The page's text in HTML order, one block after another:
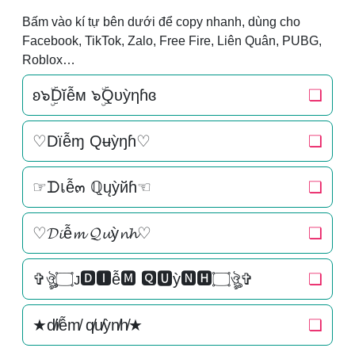
Bấm vào kí tự bên dưới để copy nhanh, dùng cho
Facebook, TikTok, Zalo, Free Fire, Liên Quân, PUBG,
Roblox…
ʚ๖ۣۜDĭễм ๖ۣۜQυỳηɦɞ ❏
♡Dїễɱ Qʉỳŋɦ♡ ❏
☞ᗪเễ๓ ℚųỳйɦ☜ ❏
♡𝓓𝓲ễ𝓶 𝓠𝓾ỳ𝓷𝓱♡ ❏
✞ঔৣ۝ᴊ🅳🅸ễ🅼 🆀🆄ỳ🅽🅷۝ঔৣ✞ ❏
★d̸i̸ễm̸ q̸u̸ỳn̸h̸★ ❏